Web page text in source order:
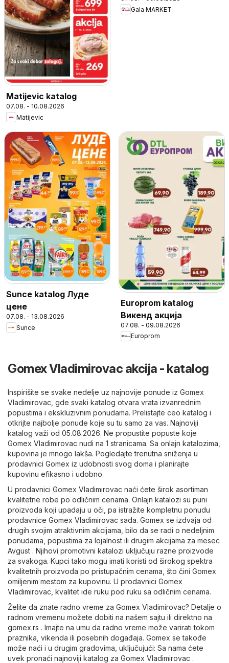
Matijevic katalog
07.08. - 10.08.2026
Matijevic
Gala MARKET
Sunce katalog Луде
цене
07.08. - 13.08.2026
Sunce
Europrom katalog
Викенд акција
07.08. - 09.08.2026
Europrom
Gomex Vladimirovac akcija - katalog
Inspirišite se svake nedelje uz najnovije ponude iz Gomex
Vladimirovac, gde svaki katalog otvara vrata izvanrednim
popustima i ekskluzivnim ponudama. Prelistajte ceo katalog i
otkrijte najbolje ponude koje su tu samo za vas. Najnoviji
katalog važi od 05.08.2026. Ne propustite popuste koje
Gomex Vladimirovac nudi na 1 stranicama. Sa onlajn katalozima,
kupovina je mnogo lakša. Pogledajte trenutna sniženja u
prodavnici Gomex iz udobnosti svog doma i planirajte
kupovinu efikasno i udobno.
U prodavnici Gomex Vladimirovac naći ćete širok asortiman
kvalitetne robe po odličnim cenama. Onlajn katalozi su puni
proizvoda koji upadaju u oči, pa istražite kompletnu ponudu
prodavnice Gomex Vladimirovac sada. Gomex se izdvaja od
drugih svojim atraktivnim akcijama, bilo da se radi o nedeljnim
ponudama, popustima za lojalnost ili drugim akcijama za mesec
Avgust . Njihovi promotivni katalozi uključuju razne proizvode
za svakoga. Kupci tako mogu imati koristi od širokog spektra
kvalitetnih proizvoda po pristupačnim cenama, što čini Gomex
omiljenim mestom za kupovinu. U prodavnici Gomex
Vladimirovac, kvalitet ide ruku pod ruku sa odličnim cenama.
Želite da znate radno vreme za Gomex Vladimirovac? Detalje o
radnom vremenu možete dobiti na našem sajtu ili direktno na
gomex.rs . Imajte na umu da radno vreme može varirati tokom
praznika, vikenda ili posebnih događaja. Gomex se takođe
može naći i u drugim gradovima, uključujući: Sa nama ćete
uvek pronaći najnoviji katalog za Gomex Vladimirovac .